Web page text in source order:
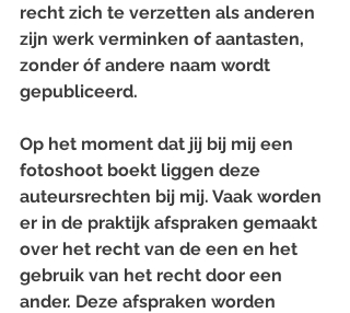
recht zich te verzetten als anderen
zijn werk verminken of aantasten,
zonder óf andere naam wordt
gepubliceerd.
Op het moment dat jij bij mij een
fotoshoot boekt liggen deze
auteursrechten bij mij. Vaak worden
er in de praktijk afspraken gemaakt
over het recht van de een en het
gebruik van het recht door een
ander. Deze afspraken worden